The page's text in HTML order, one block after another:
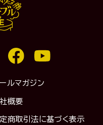
ルマガジン
概要
商取引法に基づく表示